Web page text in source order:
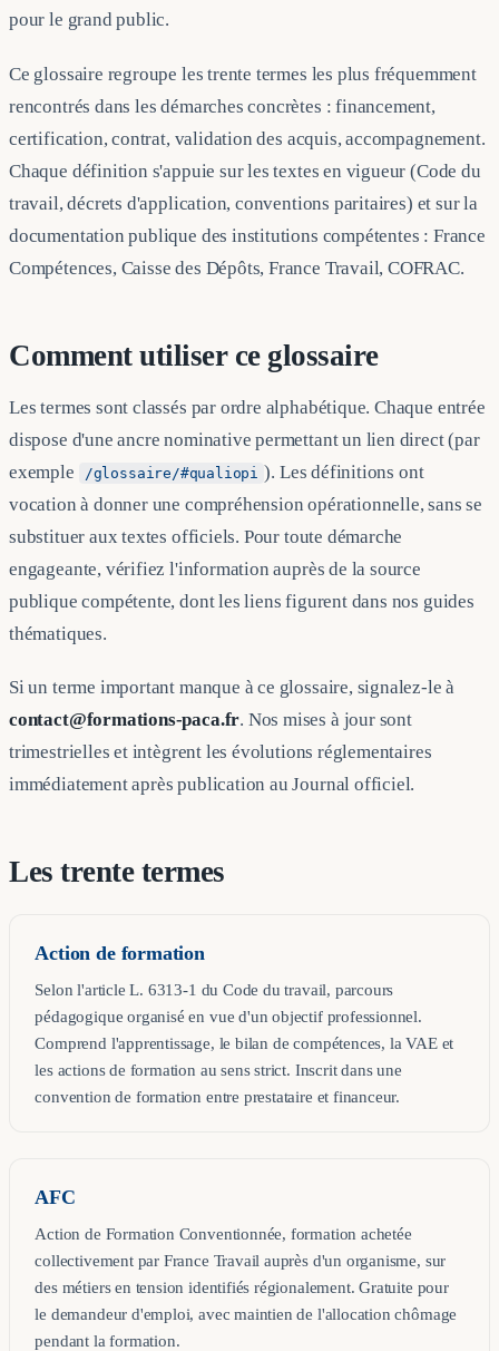
pour le grand public.
Ce glossaire regroupe les trente termes les plus fréquemment
rencontrés dans les démarches concrètes : financement,
certification, contrat, validation des acquis, accompagnement.
Chaque définition s'appuie sur les textes en vigueur (Code du
travail, décrets d'application, conventions paritaires) et sur la
documentation publique des institutions compétentes : France
Compétences, Caisse des Dépôts, France Travail, COFRAC.
Comment utiliser ce glossaire
Les termes sont classés par ordre alphabétique. Chaque entrée
dispose d'une ancre nominative permettant un lien direct (par
exemple
/glossaire/#qualiopi ). Les définitions ont
vocation à donner une compréhension opérationnelle, sans se
substituer aux textes officiels. Pour toute démarche
engageante, vérifiez l'information auprès de la source
publique compétente, dont les liens figurent dans nos guides
thématiques.
Si un terme important manque à ce glossaire, signalez-le à
contact@formations-paca.fr. Nos mises à jour sont
trimestrielles et intègrent les évolutions réglementaires
immédiatement après publication au Journal officiel.
Les trente termes
Action de formation
Selon l'article L. 6313-1 du Code du travail, parcours
pédagogique organisé en vue d'un objectif professionnel.
Comprend l'apprentissage, le bilan de compétences, la VAE et
les actions de formation au sens strict. Inscrit dans une
convention de formation entre prestataire et financeur.
AFC
Action de Formation Conventionnée, formation achetée
collectivement par France Travail auprès d'un organisme, sur
des métiers en tension identifiés régionalement. Gratuite pour
le demandeur d'emploi, avec maintien de l'allocation chômage
pendant la formation.